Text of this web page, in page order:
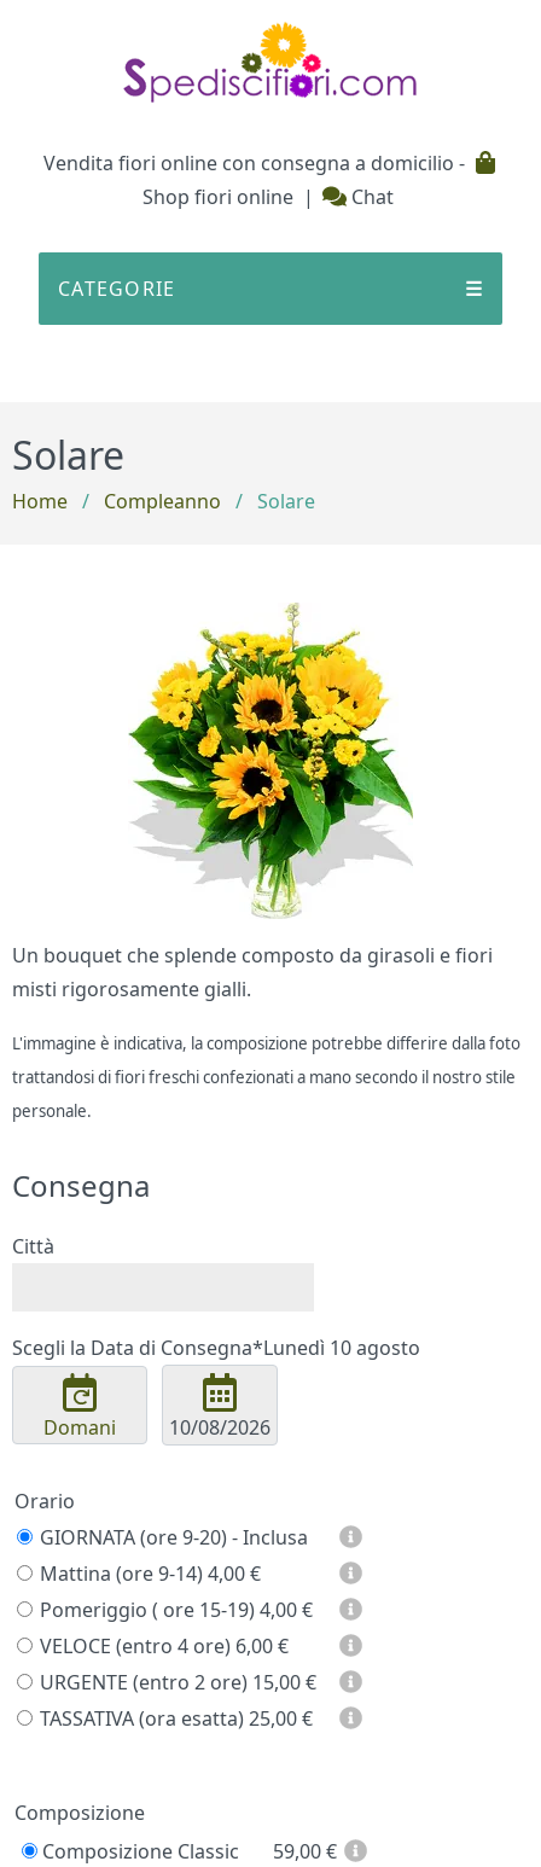
Vendita fiori online con consegna a domicilio -
Shop fiori online | Chat
CATEGORIE ☰
Solare
Home / Compleanno / Solare
Un bouquet che splende composto da girasoli e fiori
misti rigorosamente gialli.
L'immagine è indicativa, la composizione potrebbe differire dalla foto
trattandosi di fiori freschi confezionati a mano secondo il nostro stile
personale.
Consegna
Città
Scegli la Data di Consegna*Lunedì 10 agosto
Domani
Orario
GIORNATA (ore 9-20) - Inclusa
Mattina (ore 9-14) 4,00 €
Pomeriggio ( ore 15-19) 4,00 €
VELOCE (entro 4 ore) 6,00 €
URGENTE (entro 2 ore) 15,00 €
TASSATIVA (ora esatta) 25,00 €
Prezzo
Composizione
Composizione Classic
59,00€